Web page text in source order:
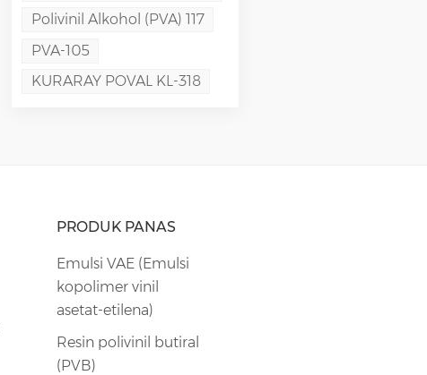
Polivinil Alkohol (PVA) 117
PVA-105
KURARAY POVAL KL-318
PRODUK PANAS
Emulsi VAE (Emulsi
kopolimer vinil
asetat-etilena)
Resin polivinil butiral
(PVB)